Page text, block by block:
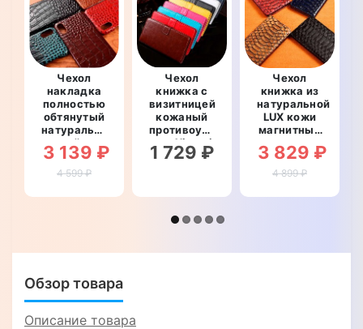
Чехол
накладка
полностью
обтянутый
натуральной
кожей для
Xiaomi
POCO M3
"SIGNATURE
3 139 ₽
4 599 ₽
Чехол
книжка с
визитницей
кожаный
противоударный
для Xiaomi
POCO M3
1 729 ₽
Чехол
книжка из
натуральной
LUX кожи
магнитный
противоударный
для Xiaomi
POCO M3
"ПИТОН"
3 829 ₽
4 899 ₽
Обзор товара
Описание товара